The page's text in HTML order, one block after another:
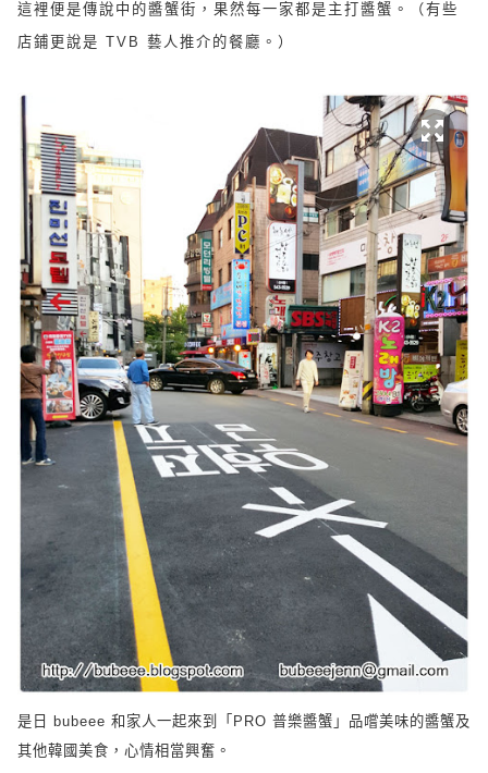
這裡便是傳說中的醬蟹街，果然每一家都是主打醬蟹。（有些
店鋪更說是 TVB 藝人推介的餐廳。）
是日 bubeee 和家人一起來到「 PRO 普樂醬蟹 」品嚐美味的醬蟹及
其他韓國美食，心情相當興奮。